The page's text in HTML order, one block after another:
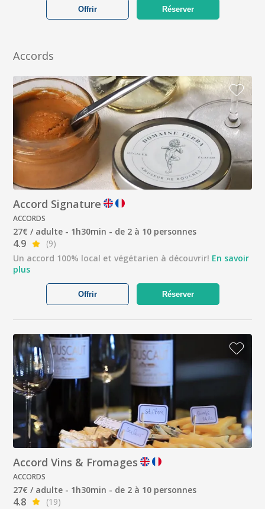
Réserver
Offrir
Accords
Accord Signature
ACCORDS
27€ / adulte - 1h30min - de 2 à 10 personnes
4.9
(9)
Un accord 100% local et végétarien à découvrir! En savoir
plus
Réserver
Offrir
Accord Vins & Fromages
ACCORDS
27€ / adulte - 1h30min - de 2 à 10 personnes
4.8
(19)